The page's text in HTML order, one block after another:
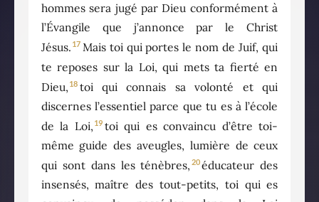
hommes sera jugé par Dieu conformément à
l’Évangile que j’annonce par le Christ
Jésus. 17 Mais toi qui portes le nom de Juif, qui
te reposes sur la Loi, qui mets ta fierté en
Dieu, 18 toi qui connais sa volonté et qui
discernes l’essentiel parce que tu es à l’école
de la Loi, 19 toi qui es convaincu d’être toi-
même guide des aveugles, lumière de ceux
qui sont dans les ténèbres, 20éducateur des
insensés, maître des tout-petits, toi qui es